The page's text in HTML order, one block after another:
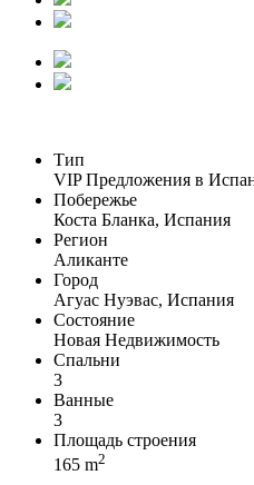
Тип
VIP Предложения в
Побережье
Коста Бланка, Испания
Регион
Аликанте
Город
Агуас Нуэвас, Испания
Состояние
Новая Недвижимость
Спальни
3
Ванные
3
Площадь строения
165 m2